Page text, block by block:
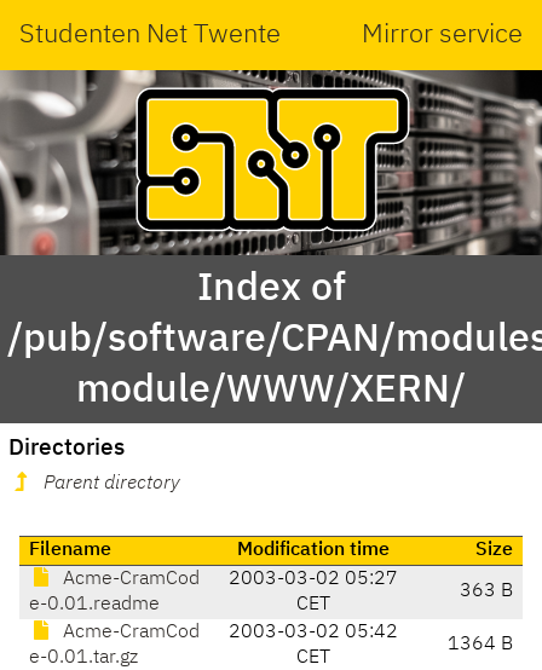
Studenten Net Twente Mirror service
Index of
/pub/software/CPAN/
module/WWW/XERN/
Directories
Parent directory
Filename Modification time
Size
Acme-CramCod
e-0.01.readme
2003-03-02 05:27
CET
363 B
Acme-CramCod
e-0.01.tar.gz
2003-03-02 05:42
CET
1364 B